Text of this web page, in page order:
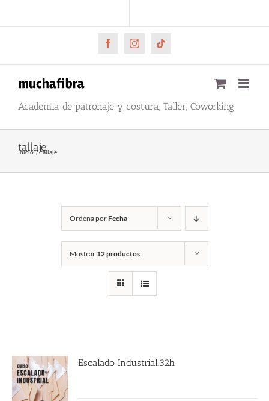
al
FacebookInstagramTiktok
Academia de patronaje y costura, Taller, Coworking
tallaje
Inicio tallaje
Ordena porFecha
Mostrar 12 productos
Escalado Industrial.32h